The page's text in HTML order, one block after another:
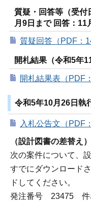
質疑・回答等（受付
月9日まで 回答：11
質疑回答（PDF：
開札結果（令和5年
開札結果表（PDF
令和5年10月26日執
入札公告文（PDF
（設計図書の差替え）
次の案件について、
すでにダウンロード
ドしてください。
発注番号 23475 件